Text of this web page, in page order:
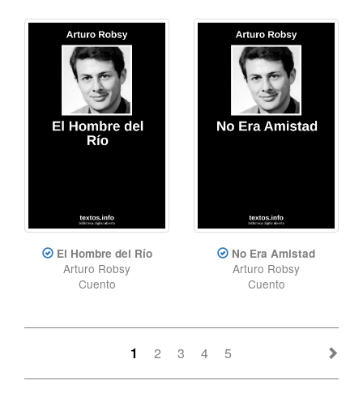
El Hombre del Río
Arturo Robsy
Cuento
No Era Amistad
Arturo Robsy
Cuento
1 2 3 4 5